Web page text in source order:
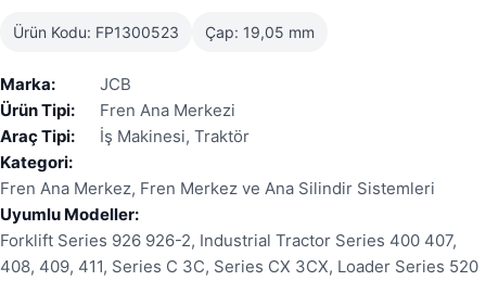
Ürün Kodu: FP1300523 Çap: 19,05 mm
Marka:
JCB
Ürün Tipi:
Fren Ana Merkezi
Araç Tipi:
İş Makinesi, Traktör
Kategori:
Fren Ana Merkez, Fren Merkez ve Ana Silindir Sistemleri
Uyumlu Modeller:
Forklift Series 926 926-2, Industrial Tractor Series 400 407,
408, 409, 411, Series C 3C, Series CX 3CX, Loader Series 520